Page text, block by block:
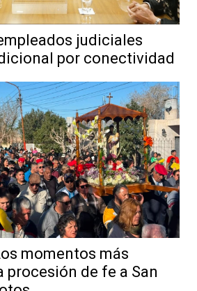
judiciales
por conectividad
momentos más
procesión de fe a San